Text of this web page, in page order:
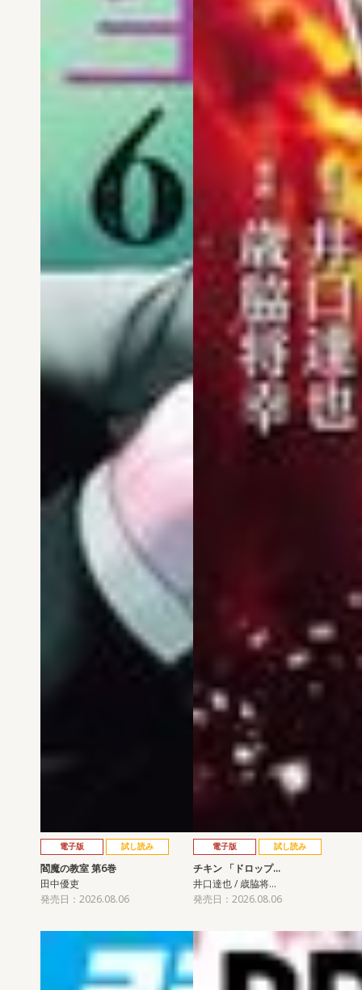
電子版 試し読み
閻魔の教室 第6巻
田中優吏
発売日：2026.08.06
電子版 試し読み
チキン 「ドロップ…
井口達也 / 歳脇将…
発売日：2026.08.06